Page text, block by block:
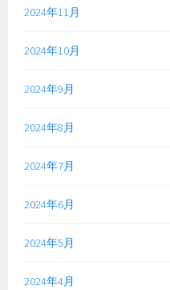
2024年11月
2024年10月
2024年9月
2024年8月
2024年7月
2024年6月
2024年5月
2024年4月